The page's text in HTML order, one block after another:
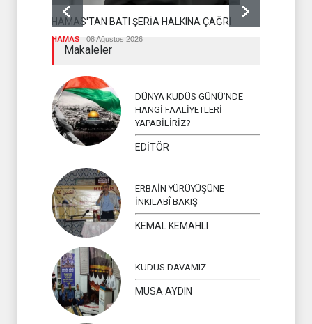
HAMAS'TAN BATI ŞERİA HALKINA ÇAĞRI
HAMAS 08 Ağustos 2026
Makaleler
DÜNYA KUDÜS GÜNÜ’NDE
HANGİ FAALİYETLERİ
YAPABİLİRİZ?
EDİTÖR
ERBAİN YÜRÜYÜŞÜNE
İNKILABÎ BAKIŞ
KEMAL KEMAHLI
KUDÜS DAVAMIZ
MUSA AYDIN